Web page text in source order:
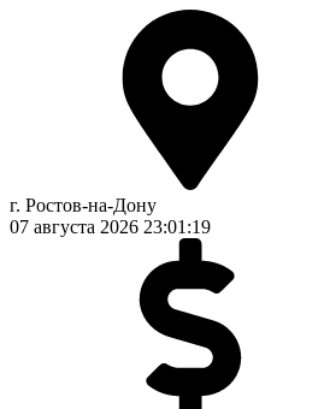
г. Ростов-на-Дону
07 августа 2026 23:01:19